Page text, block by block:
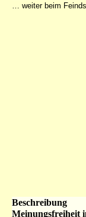
… weiter beim
Beschreibung
Meinungsfreiheit